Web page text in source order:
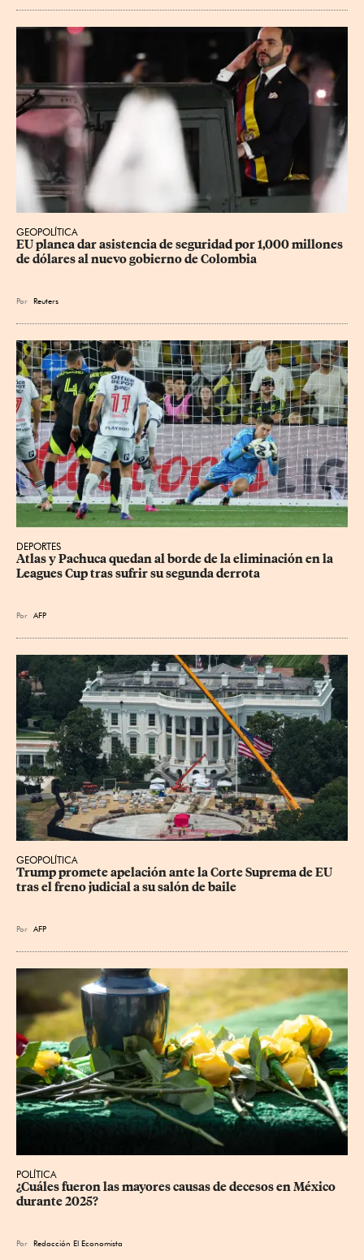
GEOPOLÍTICA
EU planea dar asistencia de seguridad por 1,000 millones
de dólares al nuevo gobierno de Colombia
Por Reuters
DEPORTES
Atlas y Pachuca quedan al borde de la eliminación en la
Leagues Cup tras sufrir su segunda derrota
Por AFP
GEOPOLÍTICA
Trump promete apelación ante la Corte Suprema de EU
tras el freno judicial a su salón de baile
Por AFP
POLÍTICA
¿Cuáles fueron las mayores causas de decesos en México
durante 2025?
Por Redacción El Economista